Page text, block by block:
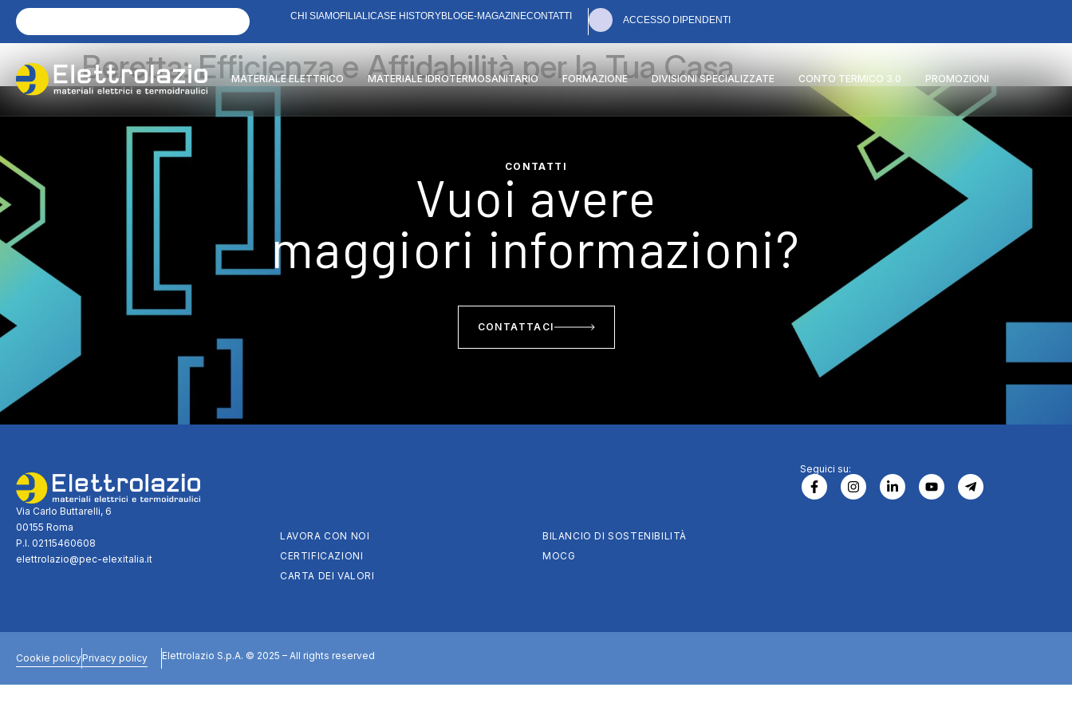
CHI SIAMOFILIALICASE HISTORYBLOGE-MAGAZINECONTATTI ACCESSO DIPENDENTI
MATERIALE ELETTRICO MATERIALE IDROTERMOSANITARIO FORMAZIONE DIVISIONI SPECIALIZZATE CONTO TERMICO 3.0 PROMOZIONI
Beretta: Efficienza e Affidabilità per la Tua Casa
CONTATTI
Vuoi avere
maggiori informazioni?
CONTATTACI
Via Carlo Buttarelli, 6
00155 Roma
P.I. 02115460608
elettrolazio@pec-elexitalia.it
LAVORA CON NOI
CERTIFICAZIONI
CARTA DEI VALORI
BILANCIO DI SOSTENIBILITÀ
MOCG
Seguici su:
Cookie policyPrivacy policy Elettrolazio S.p.A. © 2025 – All rights reserved